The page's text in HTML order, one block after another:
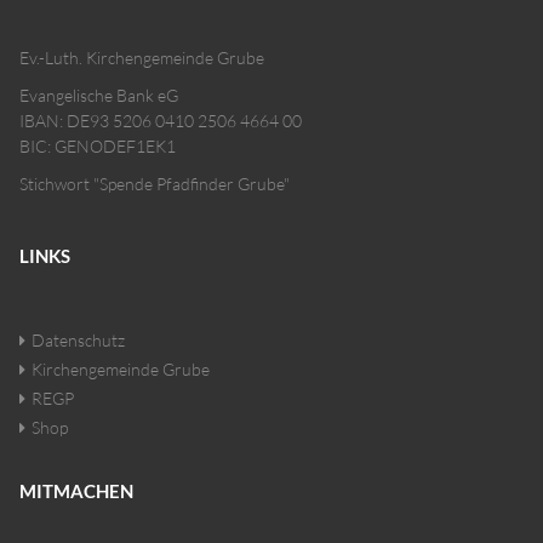
Ev.-Luth. Kirchengemeinde Grube
Evangelische Bank eG
IBAN: DE93 5206 0410 2506 4664 00
BIC: GENODEF1EK1
Stichwort "Spende Pfadfinder Grube"
LINKS
Datenschutz
Kirchengemeinde Grube
REGP
Shop
MITMACHEN